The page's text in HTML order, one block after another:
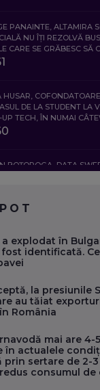
PANAINTE, ALTAMIRA
NU ÎȚI REZOLVĂ
CARE SE GRĂBESC SĂ
HUSAR,
DE LA STUDENT LA
UP TECH, ÎN NUMAI
BOȚOROGA, DATA
TEHNOLOGIA CA SĂ
MUNCA, ÎN
PAȘCULEA,
TEHNOLOGIA CA SĂ
AVĂDANEI, BIT
VIAȚA ONLINE. ȘI
explodat în
fost identificată.
la presiunile
au tăiat
România
mai are 4-
în actualele
prin sertare de 2-
consumul de